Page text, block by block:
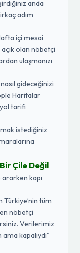
anda
adım
içi mesai
olan nöbetçi
ulaşmanızı
gideceğinizi
Haritalar
tarifi
istediğiniz
Çile Değil
kapı
Türkiye’nin tüm
nöbetçi
Verilerimiz
kapalıydı"